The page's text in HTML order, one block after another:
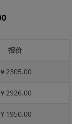
报价
￥2305.00
￥2926.00
￥1950.00